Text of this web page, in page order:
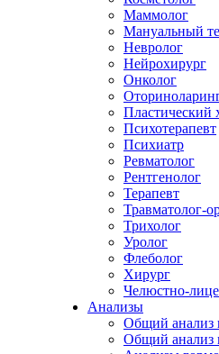
Маммолог
Мануальный
Невролог
Нейрохирург
Онколог
Пластический
Психотерапевт
Психиатр
Ревматолог
Рентгенолог
Терапевт
Травматолог-
Трихолог
Уролог
Флеболог
Хирург
Челюстно-
Анализы
Общий анализ
Общий анализ